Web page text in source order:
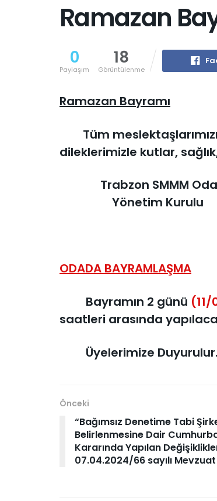
Ramazan
0
Paylaşım
18
Görüntülenme
Ramazan Bayramı
Tüm
dileklerimizle kutlar,
Trabzon SMMM
Yönetim Kurulu
ODADA BAYRAMLAŞMA
Bayramın 2 günü
saatleri arasında
Üyelerimize Duyurulur.
Önceki
“Bağımsız Denetime Tabi
Belirlenmesine Dair
Kararında Yapılan
07.04.2024/66 sayılı